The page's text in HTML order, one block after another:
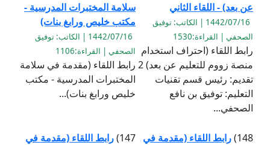
عن بعد) - اللقاء الثاني
1442/07/16 | الكاتب: توفيق
الصحفي | القراءة:1530
رابط اللقاء (احتراف استخدام
منصة زووم للتعليم عن بعد) 2
تقديم: رئيس قسم تقنيات
التعليم: توفيق بن نافع
الصحفي...
سلامة المختبرات المدرسية -
مكتب خليص ورابغ بنات)
1442/07/16 | الكاتب: توفيق
الصحفي | القراءة:1106
رابط اللقاء (مقدمة في سلامة
المختبرات المدرسية - مكتب
خليص ورابغ بنات)...
148) رابط اللقاء (مقدمة في 147) رابط اللقاء (مقدمة في